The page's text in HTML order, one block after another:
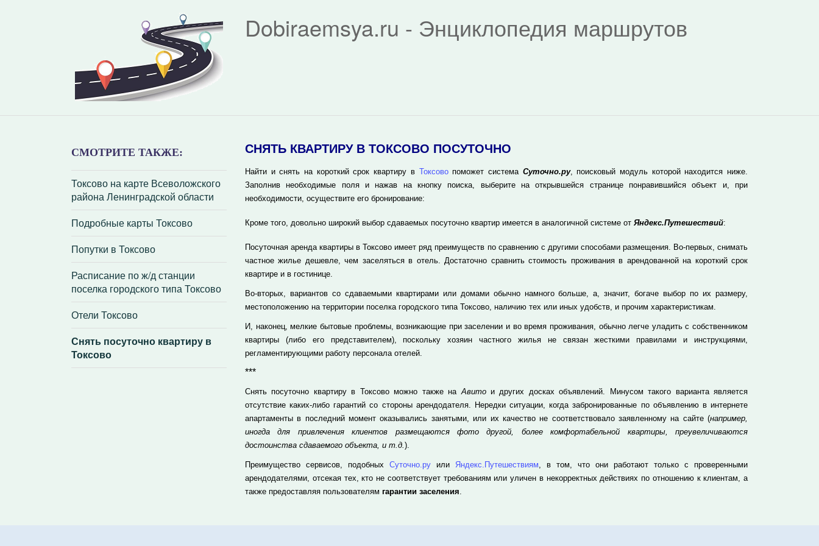
Dobiraemsya.ru - Энциклопедия маршрутов
СМОТРИТЕ ТАКЖЕ:
Токсово на карте Всеволожского
района Ленинградской области
Подробные карты Токсово
Попутки в Токсово
Расписание по ж/д станции
поселка городского типа Токсово
Отели Токсово
Снять посуточно квартиру в
Токсово
СНЯТЬ КВАРТИРУ В ТОКСОВО ПОСУТОЧНО
Найти и снять на короткий срок квартиру в Токсовопоможет система Суточно.ру, поисковый модуль которой находится ниже.
Заполнив необходимые поля и нажав на кнопку поиска, выберите на открывшейся странице понравившийся объект и, при
необходимости, осуществите его бронирование:
Кроме того, довольно широкий выбор сдаваемых посуточно квартир имеется в аналогичной системе от Яндекс.Путешествий:
Посуточная аренда квартиры в Токсово имеет ряд преимуществ по сравнению с другими способами размещения. Во-первых, снимать
частное жилье дешевле, чем заселяться в отель. Достаточно сравнить стоимость проживания в арендованной на короткий срок
квартире и в гостинице.
Во-вторых, вариантов со сдаваемыми квартирами или домами обычно намного больше, а, значит, богаче выбор по их размеру,
местоположению на территории поселка городского типа Токсово, наличию тех или иных удобств, и прочим характеристикам.
И, наконец, мелкие бытовые проблемы, возникающие при заселении и во время проживания, обычно легче уладить с собственником
квартиры (либо его представителем), поскольку хозяин частного жилья не связан жесткими правилами и инструкциями,
регламентирующими работу персонала отелей.
***
Снять посуточно квартиру в Токсово можно также наАвитои других досках объявлений. Минусом такого варианта является
отсутствие каких-либо гарантий со стороны арендодателя. Нередки ситуации, когда забронированные по объявлению в интернете
апартаменты в последний момент оказывались занятыми, или их качество не соответствовало заявленному на сайте (например,
иногда для привлечения клиентов размещаются фото другой, более комфортабельной квартиры, преувеличиваются
достоинства сдаваемого объекта, и т.д.).
Преимущество сервисов, подобных Суточно.ру или Яндекс.Путешествиям, в том, что они работают только с проверенными
арендодателями, отсекая тех, кто не соответствует требованиям или уличен в некорректных действиях по отношению к клиентам, а
также предоставляя пользователям гарантии заселения.